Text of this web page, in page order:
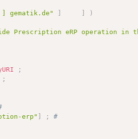
gematik.de"
)
Prescription eRP operation
;
;
erp" ;
#